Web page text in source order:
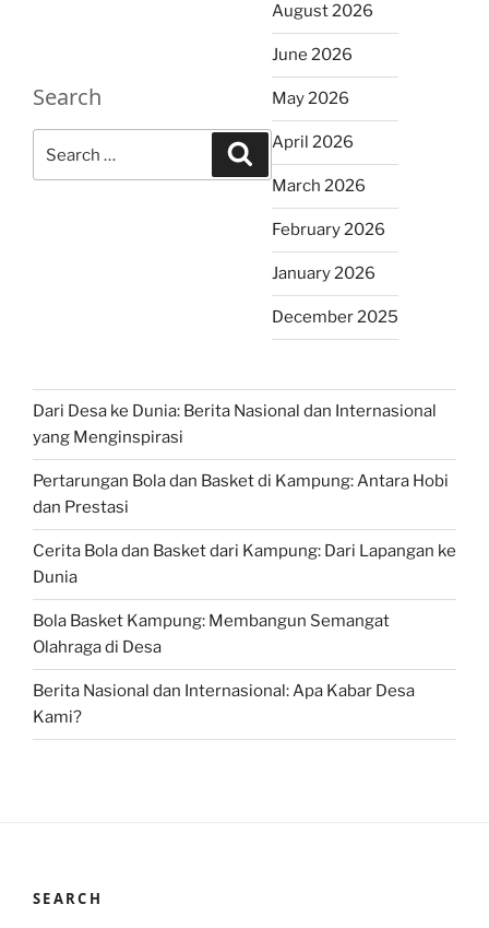
Search
for:
Search
August 2026
June 2026
May 2026
April 2026
March 2026
February 2026
January 2026
December 2025
Dari Desa ke Dunia: Berita Nasional dan Internasional
yang Menginspirasi
Pertarungan Bola dan Basket di Kampung: Antara Hobi
dan Prestasi
Cerita Bola dan Basket dari Kampung: Dari Lapangan ke
Dunia
Bola Basket Kampung: Membangun Semangat
Olahraga di Desa
Berita Nasional dan Internasional: Apa Kabar Desa
Kami?
SEARCH